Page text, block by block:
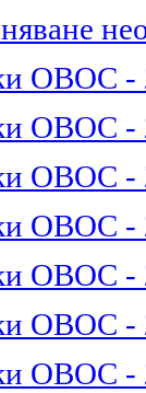
ОВОС -
ОВОС -
ОВОС -
ОВОС -
ОВОС -
ОВОС -
ОВОС -